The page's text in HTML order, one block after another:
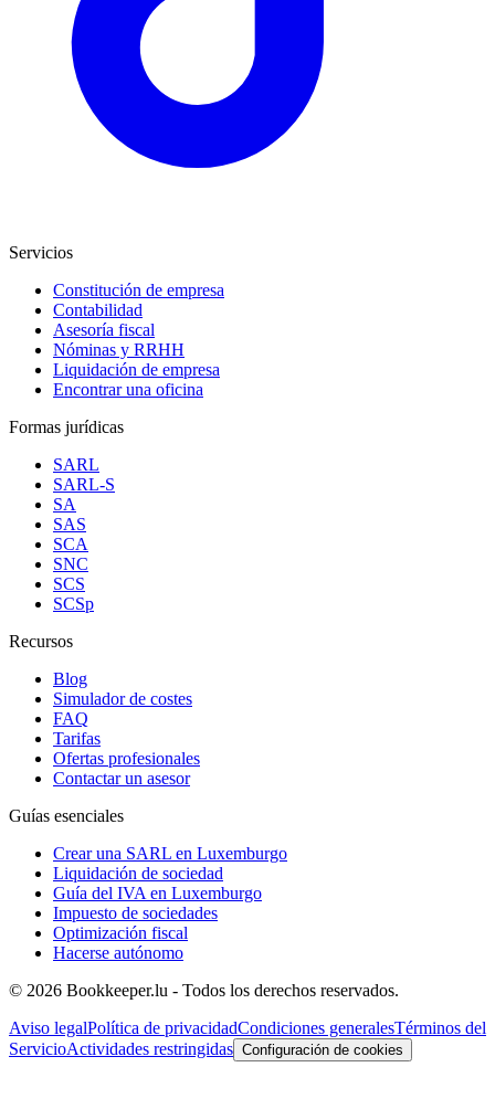
Servicios
Constitución de empresa
Contabilidad
Asesoría fiscal
Nóminas y RRHH
Liquidación de empresa
Encontrar una oficina
Formas jurídicas
SARL
SARL-S
SA
SAS
SCA
SNC
SCS
SCSp
Recursos
Blog
Simulador de costes
FAQ
Tarifas
Ofertas profesionales
Contactar un asesor
Guías esenciales
Crear una SARL en Luxemburgo
Liquidación de sociedad
Guía del IVA en Luxemburgo
Impuesto de sociedades
Optimización fiscal
Hacerse autónomo
© 2026 Bookkeeper.lu - Todos los derechos reservados.
Aviso legalPolítica de privacidadCondiciones generalesTérminos del
ServicioActividades restringidas Configuración de cookies